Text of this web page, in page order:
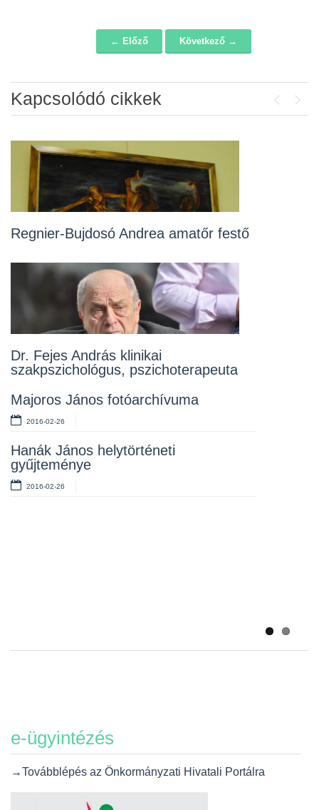
← Előző Következő →
Kapcsolódó cikkek
Regnier-Bujdosó Andrea amatőr festő
Dr. Fejes András klinikai
szakpszichológus, pszichoterapeuta
Majoros János fotóarchívuma
2016-02-26
Hanák János helytörténeti
gyűjteménye
2016-02-26
Mészáros Éva hímző és viseletkészítő
Virtus Kamara Táncegyüttes
Csanak citerazenekar
e-ügyintézés
→Továbblépés az Önkormányzati Hivatali Portálra